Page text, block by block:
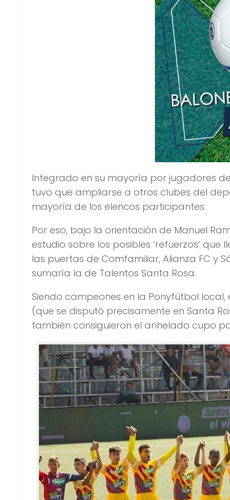
Integrado en su mayoría por jugadores
tuvo que ampliarse a otros clubes del
mayoría de los elencos participantes.
Por eso, bajo la orientación de Manuel
estudio sobre los posibles ‘refuerzos’
las puertas de Comfamiliar, Alianza FC y
sumaría la de Talentos Santa Rosa.
Siendo campeones en la Ponyfútbol
(que se disputó precisamente en Santa
también consiguieron el anhelado cupo